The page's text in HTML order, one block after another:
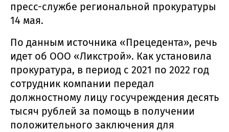
пресс-службе региональной прокуратуры
14 мая.
По данным источника «Прецедента», речь
идет об ООО «Ликстрой». Как установила
прокуратура, в период с 2021 по 2022 год
сотрудник компании передал
должностному лицу госучреждения десять
тысяч рублей за помощь в получении
положительного заключения для